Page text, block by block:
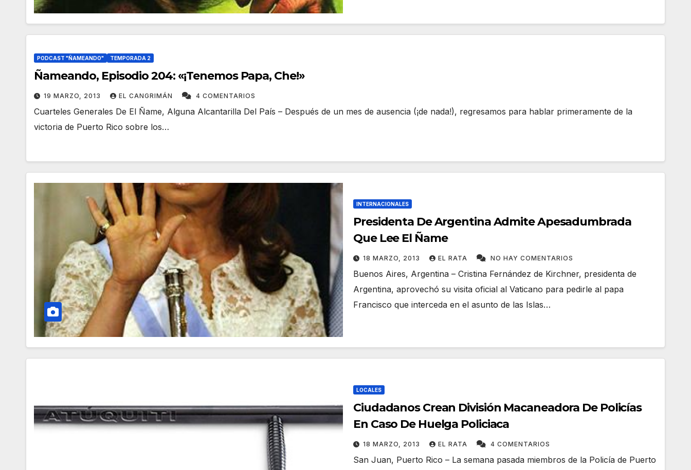
PODCAST "ÑAMEANDO" TEMPORADA 2
Ñameando, Episodio 204: «¡Tenemos Papa, Che!»
19 MARZO, 2013 EL CANGRIMÁN 4 COMENTARIOS
Cuarteles Generales De El Ñame, Alguna Alcantarilla Del País – Después de un mes de ausencia (¡de nada!), regresamos para hablar primeramente de la
victoria de Puerto Rico sobre los…
INTERNACIONALES
Presidenta De Argentina Admite Apesadumbrada
Que Lee El Ñame
18 MARZO, 2013 EL RATA NO HAY COMENTARIOS
Buenos Aires, Argentina – Cristina Fernández de Kirchner, presidenta de
Argentina, aprovechó su visita oficial al Vaticano para pedirle al papa
Francisco que interceda en el asunto de las Islas…
LOCALES
Ciudadanos Crean División Macaneadora De Policías
En Caso De Huelga Policiaca
18 MARZO, 2013 EL RATA 4 COMENTARIOS
San Juan, Puerto Rico – La semana pasada miembros de la Policía de Puerto